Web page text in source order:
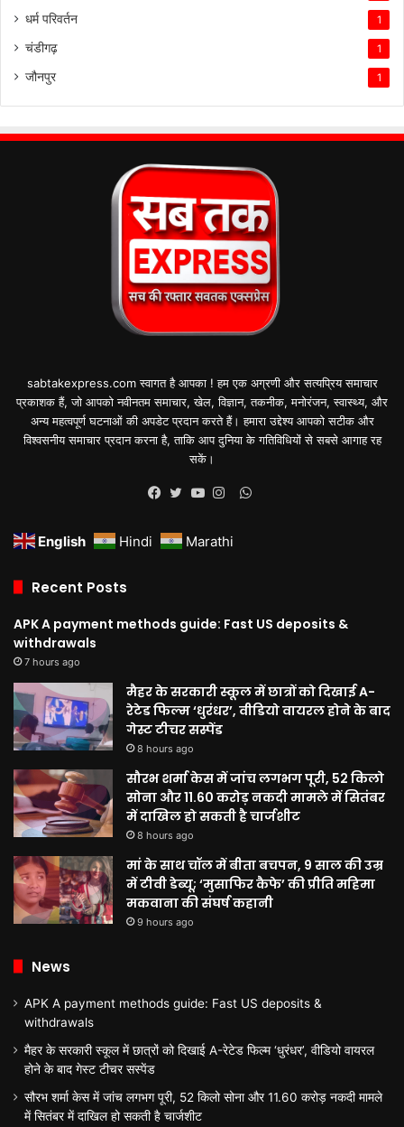
धर्म परिवर्तन 1
चंडीगढ़ 1
जौनपुर 1
sabtakexpress.com स्वागत है आपका ! हम एक अग्रणी और सत्यप्रिय समाचार
प्रकाशक हैं, जो आपको नवीनतम समाचार, खेल, विज्ञान, तकनीक, मनोरंजन, स्वास्थ्य, और
अन्य महत्वपूर्ण घटनाओं की अपडेट प्रदान करते हैं। हमारा उद्देश्य आपको सटीक और
विश्वसनीय समाचार प्रदान करना है, ताकि आप दुनिया के गतिविधियों से सबसे आगाह रह
सकें।
WhatsApp
English Hindi Marathi
Recent Posts
APK A payment methods guide: Fast US deposits &
withdrawals
7 hours ago
मैहर के सरकारी स्कूल में छात्रों को दिखाई A-
रेटेड फिल्म ‘धुरंधर’, वीडियो वायरल होने के बाद
गेस्ट टीचर सस्पेंड
8 hours ago
सौरभ शर्मा केस में जांच लगभग पूरी, 52 किलो
सोना और 11.60 करोड़ नकदी मामले में सितंबर
में दाखिल हो सकती है चार्जशीट
8 hours ago
मां के साथ चॉल में बीता बचपन, 9 साल की उम्र
में टीवी डेब्यू; ‘मुसाफिर कैफे’ की प्रीति महिमा
मकवाना की संघर्ष कहानी
9 hours ago
News
APK A payment methods guide: Fast US deposits &
withdrawals
मैहर के सरकारी स्कूल में छात्रों को दिखाई A-रेटेड फिल्म ‘धुरंधर’, वीडियो वायरल
होने के बाद गेस्ट टीचर सस्पेंड
सौरभ शर्मा केस में जांच लगभग पूरी, 52 किलो सोना और 11.60 करोड़ नकदी मामले
में सितंबर में दाखिल हो सकती है चार्जशीट